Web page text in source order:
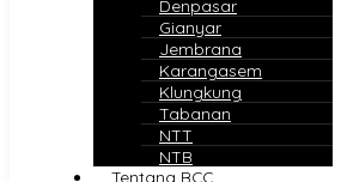
Denpasar
Gianyar
Jembrana
Karangasem
Klungkung
Tabanan
NTT
NTB
Tentang BCC